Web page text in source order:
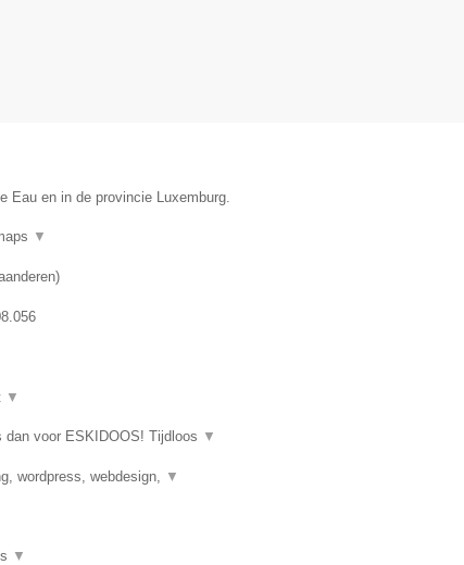
Eau en in de provincie Luxemburg.
▼
)
▼
voor ESKIDOOS! Tijdloos ▼
wordpress, webdesign, ▼
▼